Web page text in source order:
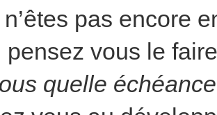
pas encore
pensez vous le
quelle